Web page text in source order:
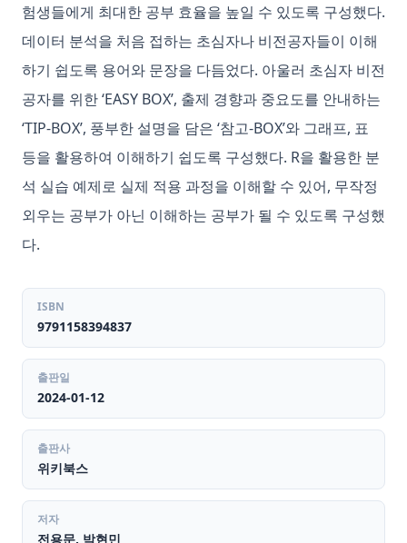
험생들에게 최대한 공부 효율을 높일 수 있도록 구성했다.
데이터 분석을 처음 접하는 초심자나 비전공자들이 이해
하기 쉽도록 용어와 문장을 다듬었다. 아울러 초심자 비전
공자를 위한 ‘EASY BOX’, 출제 경향과 중요도를 안내하는
‘TIP-BOX’, 풍부한 설명을 담은 ‘참고-BOX’와 그래프, 표
등을 활용하여 이해하기 쉽도록 구성했다. R을 활용한 분
석 실습 예제로 실제 적용 과정을 이해할 수 있어, 무작정
외우는 공부가 아닌 이해하는 공부가 될 수 있도록 구성했
다.
ISBN
9791158394837
출판일
2024-01-12
출판사
위키북스
저자
전용문, 박현민